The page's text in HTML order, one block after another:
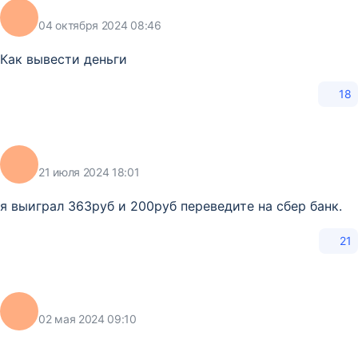
04 октября 2024 08:46
Как вывести деньги
18
21 июля 2024 18:01
я выиграл 363руб и 200руб переведите на сбер банк.
21
02 мая 2024 09:10